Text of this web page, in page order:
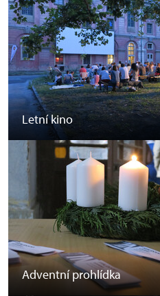
Letní kino
Adventní prohlídka